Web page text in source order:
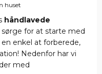
huset
håndlavede
sørge for at starte med
enkel at forberede,
Nedenfor har vi
med